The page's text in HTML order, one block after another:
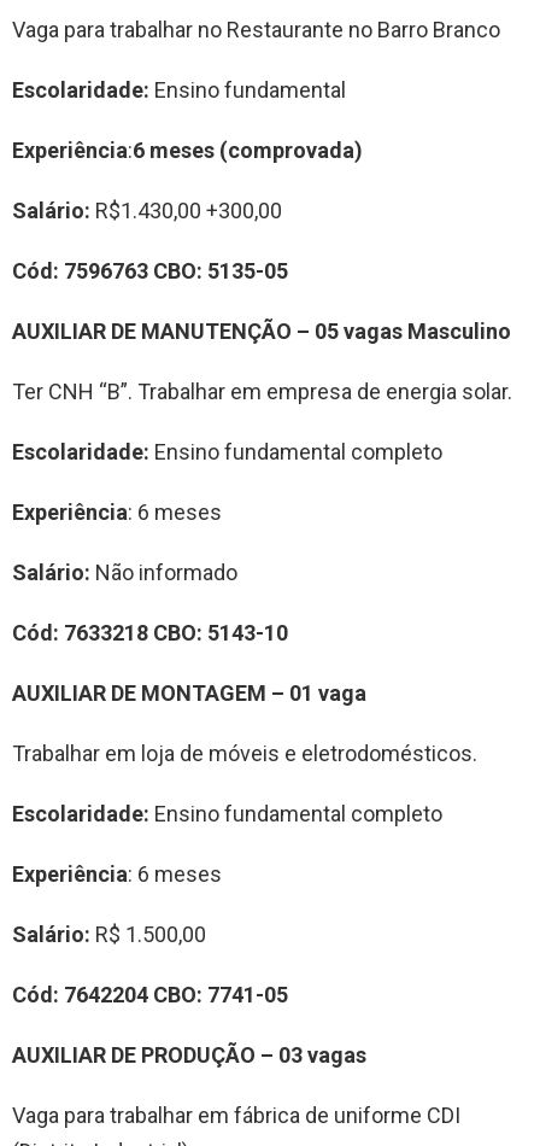
Vaga para trabalhar no Restaurante no Barro Branco
Escolaridade: Ensino fundamental
Experiência:6 meses (comprovada)
Salário: R$1.430,00 +300,00
Cód: 7596763 CBO: 5135-05
AUXILIAR DE MANUTENÇÃO – 05vagas Masculino
Ter CNH “B”. Trabalhar em empresa de energia solar.
Escolaridade: Ensino fundamental completo
Experiência: 6 meses
Salário: Não informado
Cód: 7633218 CBO: 5143-10
AUXILIAR DE MONTAGEM – 01 vaga
Trabalhar em loja de móveis e eletrodomésticos.
Escolaridade: Ensino fundamental completo
Experiência: 6 meses
Salário: R$ 1.500,00
Cód: 7642204 CBO: 7741-05
AUXILIAR DE PRODUÇÃO – 03vagas
Vaga para trabalhar em fábrica de uniforme CDI